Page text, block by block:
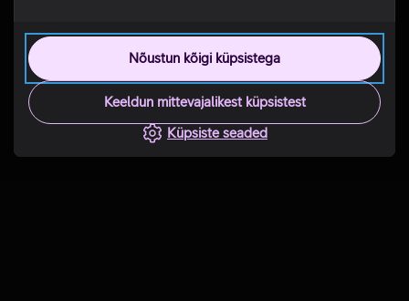
Nõustun kõigi küpsistega
Keeldun mittevajalikest küpsistest
Küpsiste seaded